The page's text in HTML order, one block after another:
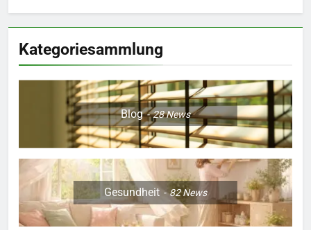
Kategoriesammlung
Blog 28News
Gesundheit 82News